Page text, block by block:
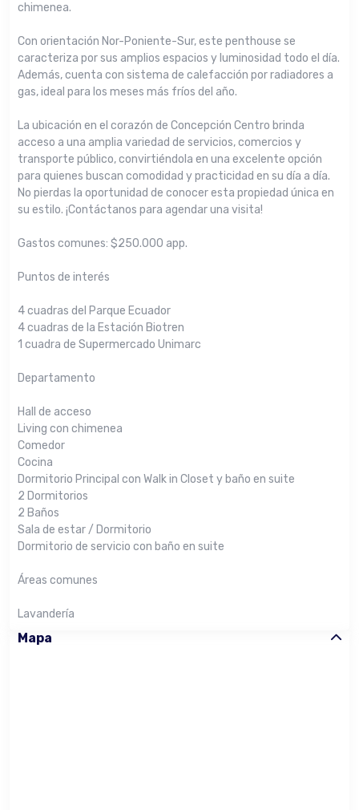
chimenea.
Con orientación Nor-Poniente-Sur, este penthouse se
caracteriza por sus amplios espacios y luminosidad todo el día.
Además, cuenta con sistema de calefacción por radiadores a
gas, ideal para los meses más fríos del año.
La ubicación en el corazón de Concepción Centro brinda
acceso a una amplia variedad de servicios, comercios y
transporte público, convirtiéndola en una excelente opción
para quienes buscan comodidad y practicidad en su día a día.
No pierdas la oportunidad de conocer esta propiedad única en
su estilo. ¡Contáctanos para agendar una visita!
Gastos comunes: $250.000 app.
Puntos de interés
4 cuadras del Parque Ecuador
4 cuadras de la Estación Biotren
1 cuadra de Supermercado Unimarc
Departamento
Hall de acceso
Living con chimenea
Comedor
Cocina
Dormitorio Principal con Walk in Closet y baño en suite
2 Dormitorios
2 Baños
Sala de estar / Dormitorio
Dormitorio de servicio con baño en suite
Áreas comunes
Lavandería
Mapa